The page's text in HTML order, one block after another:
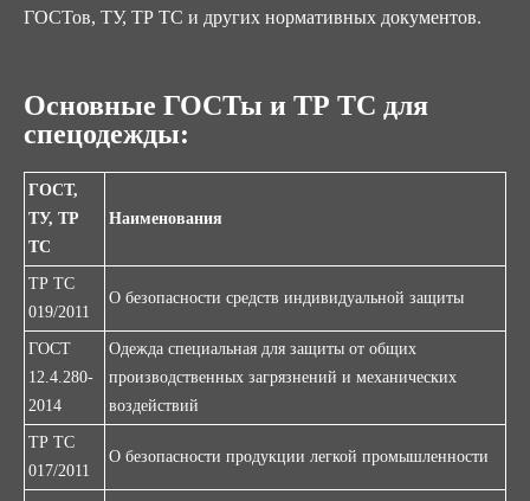
ГОСТов, ТУ, ТР ТС и других нормативных документов.
Основные ГОСТы и ТР ТС для
спецодежды:
ГОСТ,
ТУ, ТР
ТС
Наименования
ТР ТС
019/2011
О безопасности средств индивидуальной защиты
ГОСТ
12.4.280-
2014
Одежда специальная для защиты от общих
производственных загрязнений и механических
воздействий
ТР ТС
017/2011
О безопасности продукции легкой промышленности